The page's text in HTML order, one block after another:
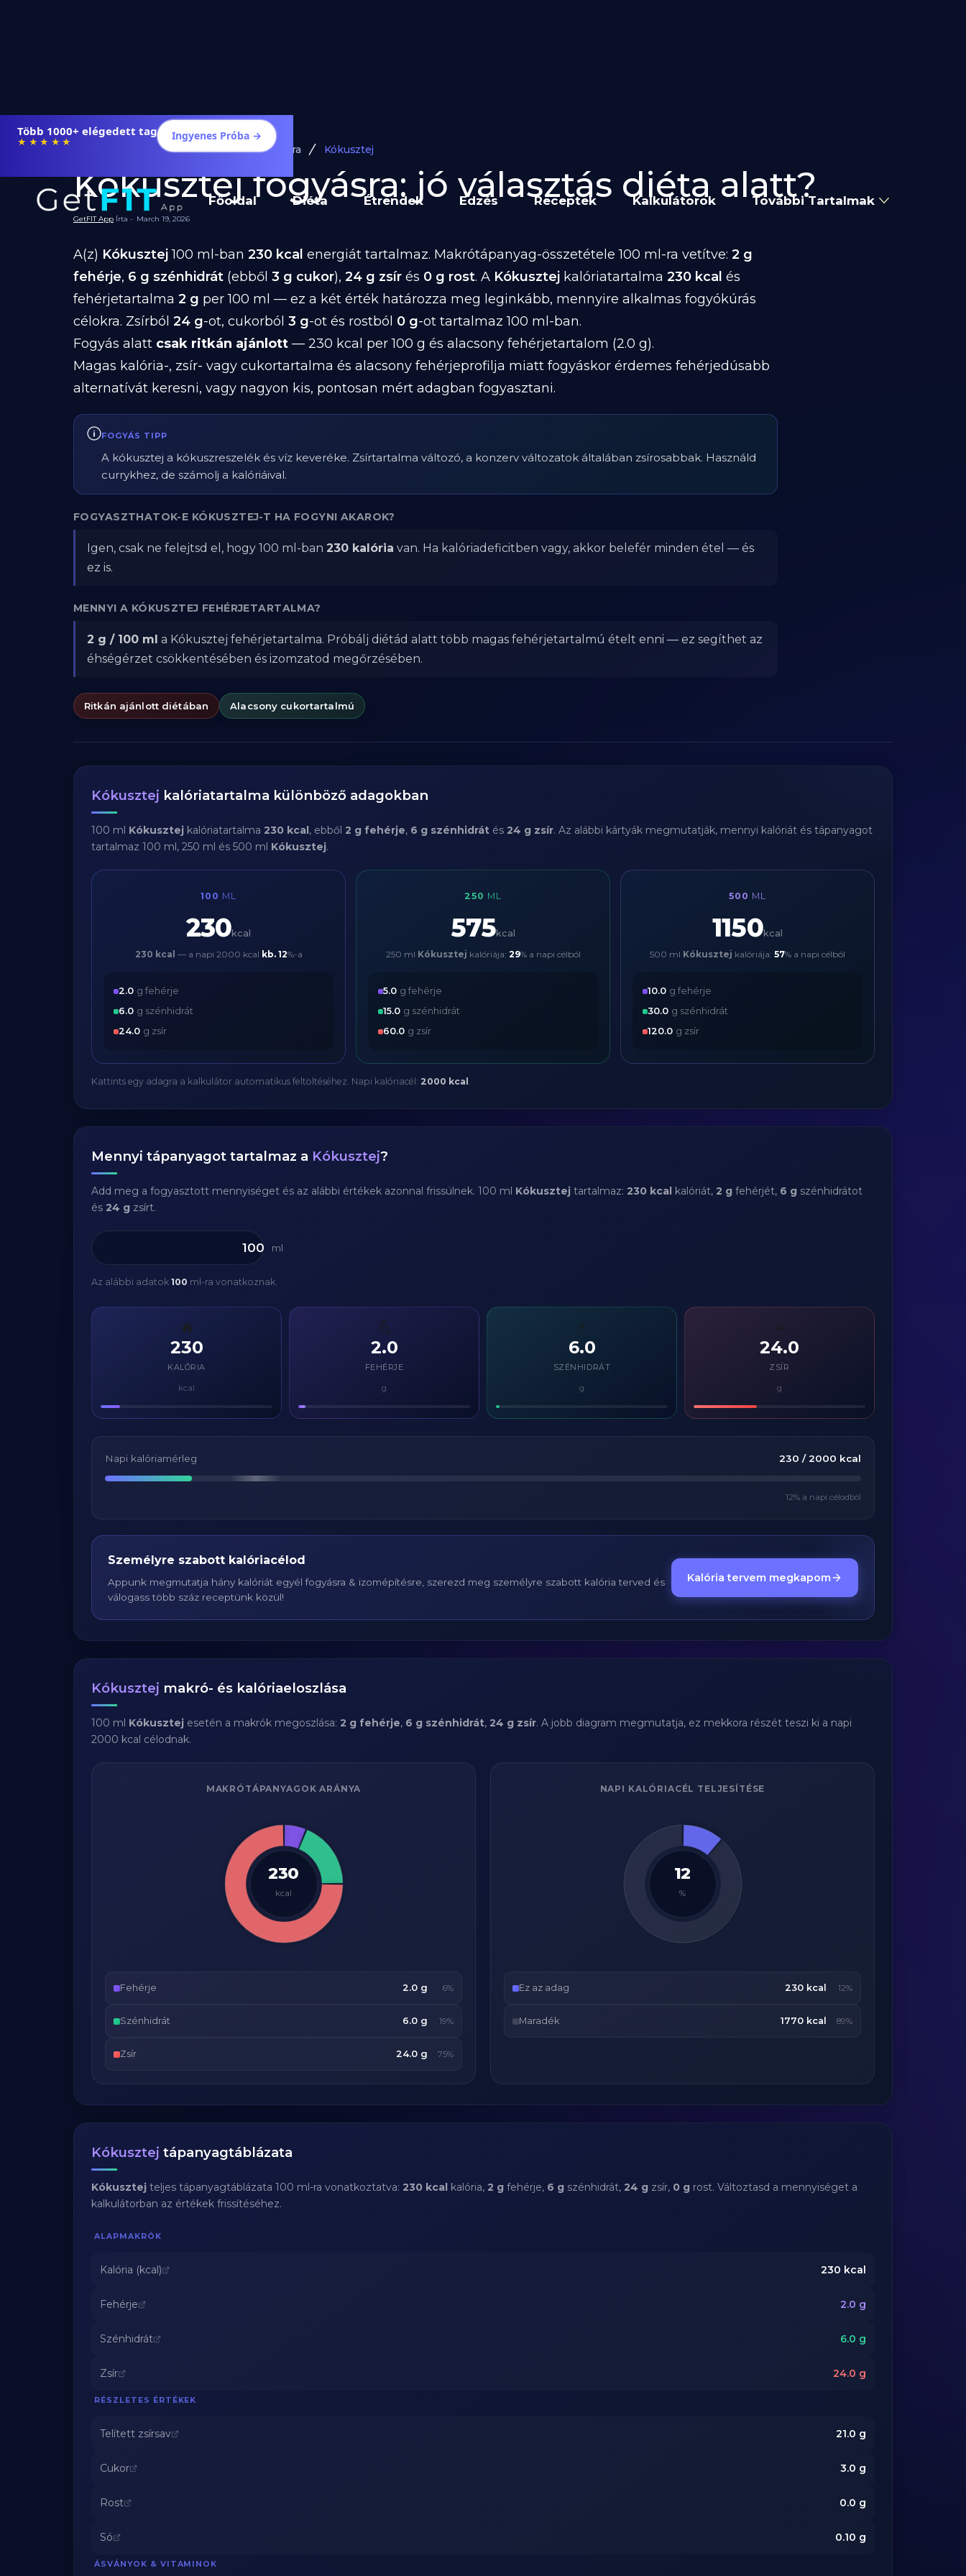
Több 1000+ elégedett tag
★★★★★ Ingyenes Próba →
Főoldal Diéta Étrendek Edzés Receptek Kalkulátorok További Tartalmak
Diéta és Étrend Ételek Fogyásra Kókusztej
Kókusztej fogyásra: jó választás diéta alatt?
GetFIT App Írta - March 19, 2026
A(z) Kókusztej100 ml-ban 230 kcal energiát tartalmaz. Makrótápanyag-összetétele 100 ml-ra vetítve: 2 g
fehérje, 6 g szénhidrát (ebből 3 g cukor), 24 g zsír és 0 g rost. A Kókusztej kalóriatartalma 230 kcal és
fehérjetartalma 2 g per 100 ml — ez a két érték határozza meg leginkább, mennyire alkalmas fogyókúrás
célokra. Zsírból 24 g-ot, cukorból 3 g-ot és rostból 0 g-ot tartalmaz 100 ml-ban.
Fogyás alatt csak ritkán ajánlott — 230 kcal per 100 g és alacsony fehérjetartalom (2.0 g).
Magas kalória-, zsír- vagy cukortartalma és alacsony fehérjeprofilja miatt fogyáskor érdemes fehérjedúsabb
alternatívát keresni, vagy nagyon kis, pontosan mért adagban fogyasztani.
FOGYÁS TIPP
A kókusztej a kókuszreszelék és víz keveréke. Zsírtartalma változó, a konzerv változatok általában zsírosabbak. Használd
currykhez, de számolj a kalóriáival.
FOGYASZTHATOK-E KÓKUSZTEJ-T HA FOGYNI AKAROK?
Igen, csak ne felejtsd el, hogy 100 ml-ban 230 kalória van. Ha kalóriadeficitben vagy, akkor belefér minden étel — és
ez is.
MENNYI A KÓKUSZTEJ FEHÉRJETARTALMA?
2 g / 100 ml a Kókusztej fehérjetartalma. Próbálj diétád alatt több magas fehérjetartalmú ételt enni — ez segíthet az
éhségérzet csökkentésében és izomzatod megőrzésében.
Ritkán ajánlott diétában Alacsony cukortartalmú
Kókusztej kalóriatartalma különböző adagokban
100 ml Kókusztej kalóriatartalma 230 kcal, ebből 2 g fehérje, 6 g szénhidrát és 24 g zsír. Az alábbi kártyák megmutatják, mennyi kalóriát és tápanyagot
tartalmaz 100 ml, 250 ml és 500 ml Kókusztej.
100 ML
230kcal
230 kcal — a napi 2000 kcal kb. 12%-a
2.0 g fehérje
6.0 g szénhidrát
24.0 g zsír
250 ML
575kcal
250 ml Kókusztej kalóriája: 29% a napi célból
5.0 g fehérje
15.0 g szénhidrát
60.0 g zsír
500 ML
1150kcal
500 ml Kókusztej kalóriája: 57% a napi célból
10.0 g fehérje
30.0 g szénhidrát
120.0 g zsír
Kattints egy adagra a kalkulátor automatikus feltöltéséhez. Napi kalóriacél: 2000 kcal .
Mennyi tápanyagot tartalmaz a Kókusztej?
Add meg a fogyasztott mennyiséget és az alábbi értékek azonnal frissülnek. 100 ml Kókusztej tartalmaz: 230 kcal kalóriát, 2 g fehérjét, 6 g szénhidrátot
és 24 g zsírt.
ml
Az alábbi adatok 100 ml-ra vonatkoznak.
🔥
230
KALÓRIA
kcal
💪
2.0
FEHÉRJE
g
⚡
6.0
SZÉNHIDRÁT
g
24.0
ZSÍR
g
Napi kalóriamérleg 230 / 2000 kcal
12% a napi célodból
Személyre szabott kalóriacélod
Appunk megmutatja hány kalóriát egyél fogyásra & izomépítésre, szerezd meg személyre szabott kalória terved és
válogass több száz receptünk közül!
Kalória tervem megkapom
Kókusztej makró- és kalóriaeloszlása
100 ml Kókusztej esetén a makrók megoszlása: 2 g fehérje, 6 g szénhidrát, 24 g zsír. A jobb diagram megmutatja, ez mekkora részét teszi ki a napi
2000 kcal célodnak.
MAKRÓTÁPANYAGOK ARÁNYA
230
kcal
Fehérje 2.0 g 6%
Szénhidrát 6.0 g 19%
Zsír 24.0 g 75%
NAPI KALÓRIACÉL TELJESÍTÉSE
12
%
Ez az adag 230 kcal 12%
Maradék 1770 kcal 89%
Kókusztej tápanyagtáblázata
Kókusztej teljes tápanyagtáblázata 100 ml-ra vonatkoztatva: 230 kcal kalória, 2 g fehérje, 6 g szénhidrát, 24 g zsír, 0 g rost. Változtasd a mennyiséget a
kalkulátorban az értékek frissítéséhez.
ALAPMAKRÓK
Kalória (kcal) 230 kcal
Fehérje 2.0 g
Szénhidrát 6.0 g
Zsír 24.0 g
RÉSZLETES ÉRTÉKEK
Telített zsírsav 21.0 g
Cukor 3.0 g
Rost 0.0 g
Só 0.10 g
ÁSVÁNYOK & VITAMINOK